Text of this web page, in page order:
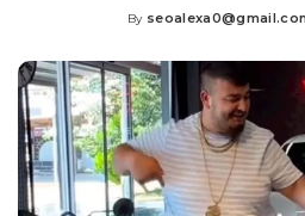
Posted
By